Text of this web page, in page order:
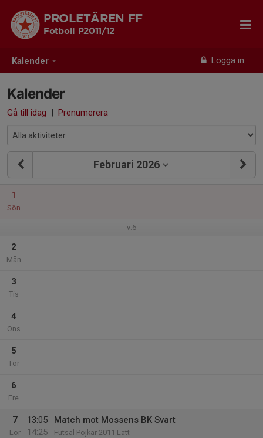
Kalender Logga in
PROLETÄREN FF
Fotboll P2011/12
Kalender
Gå till idag | Prenumerera
Februari 2026
1
Sön
v.6
2
Mån
3
Tis
4
Ons
5
Tor
6
Fre
7
Lör
13:05
14:25
Match mot Mossens BK Svart
Futsal Pojkar 2011 Lätt